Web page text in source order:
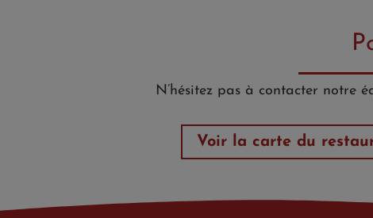
N’hésitez pas à contacter notre
Voir la carte du